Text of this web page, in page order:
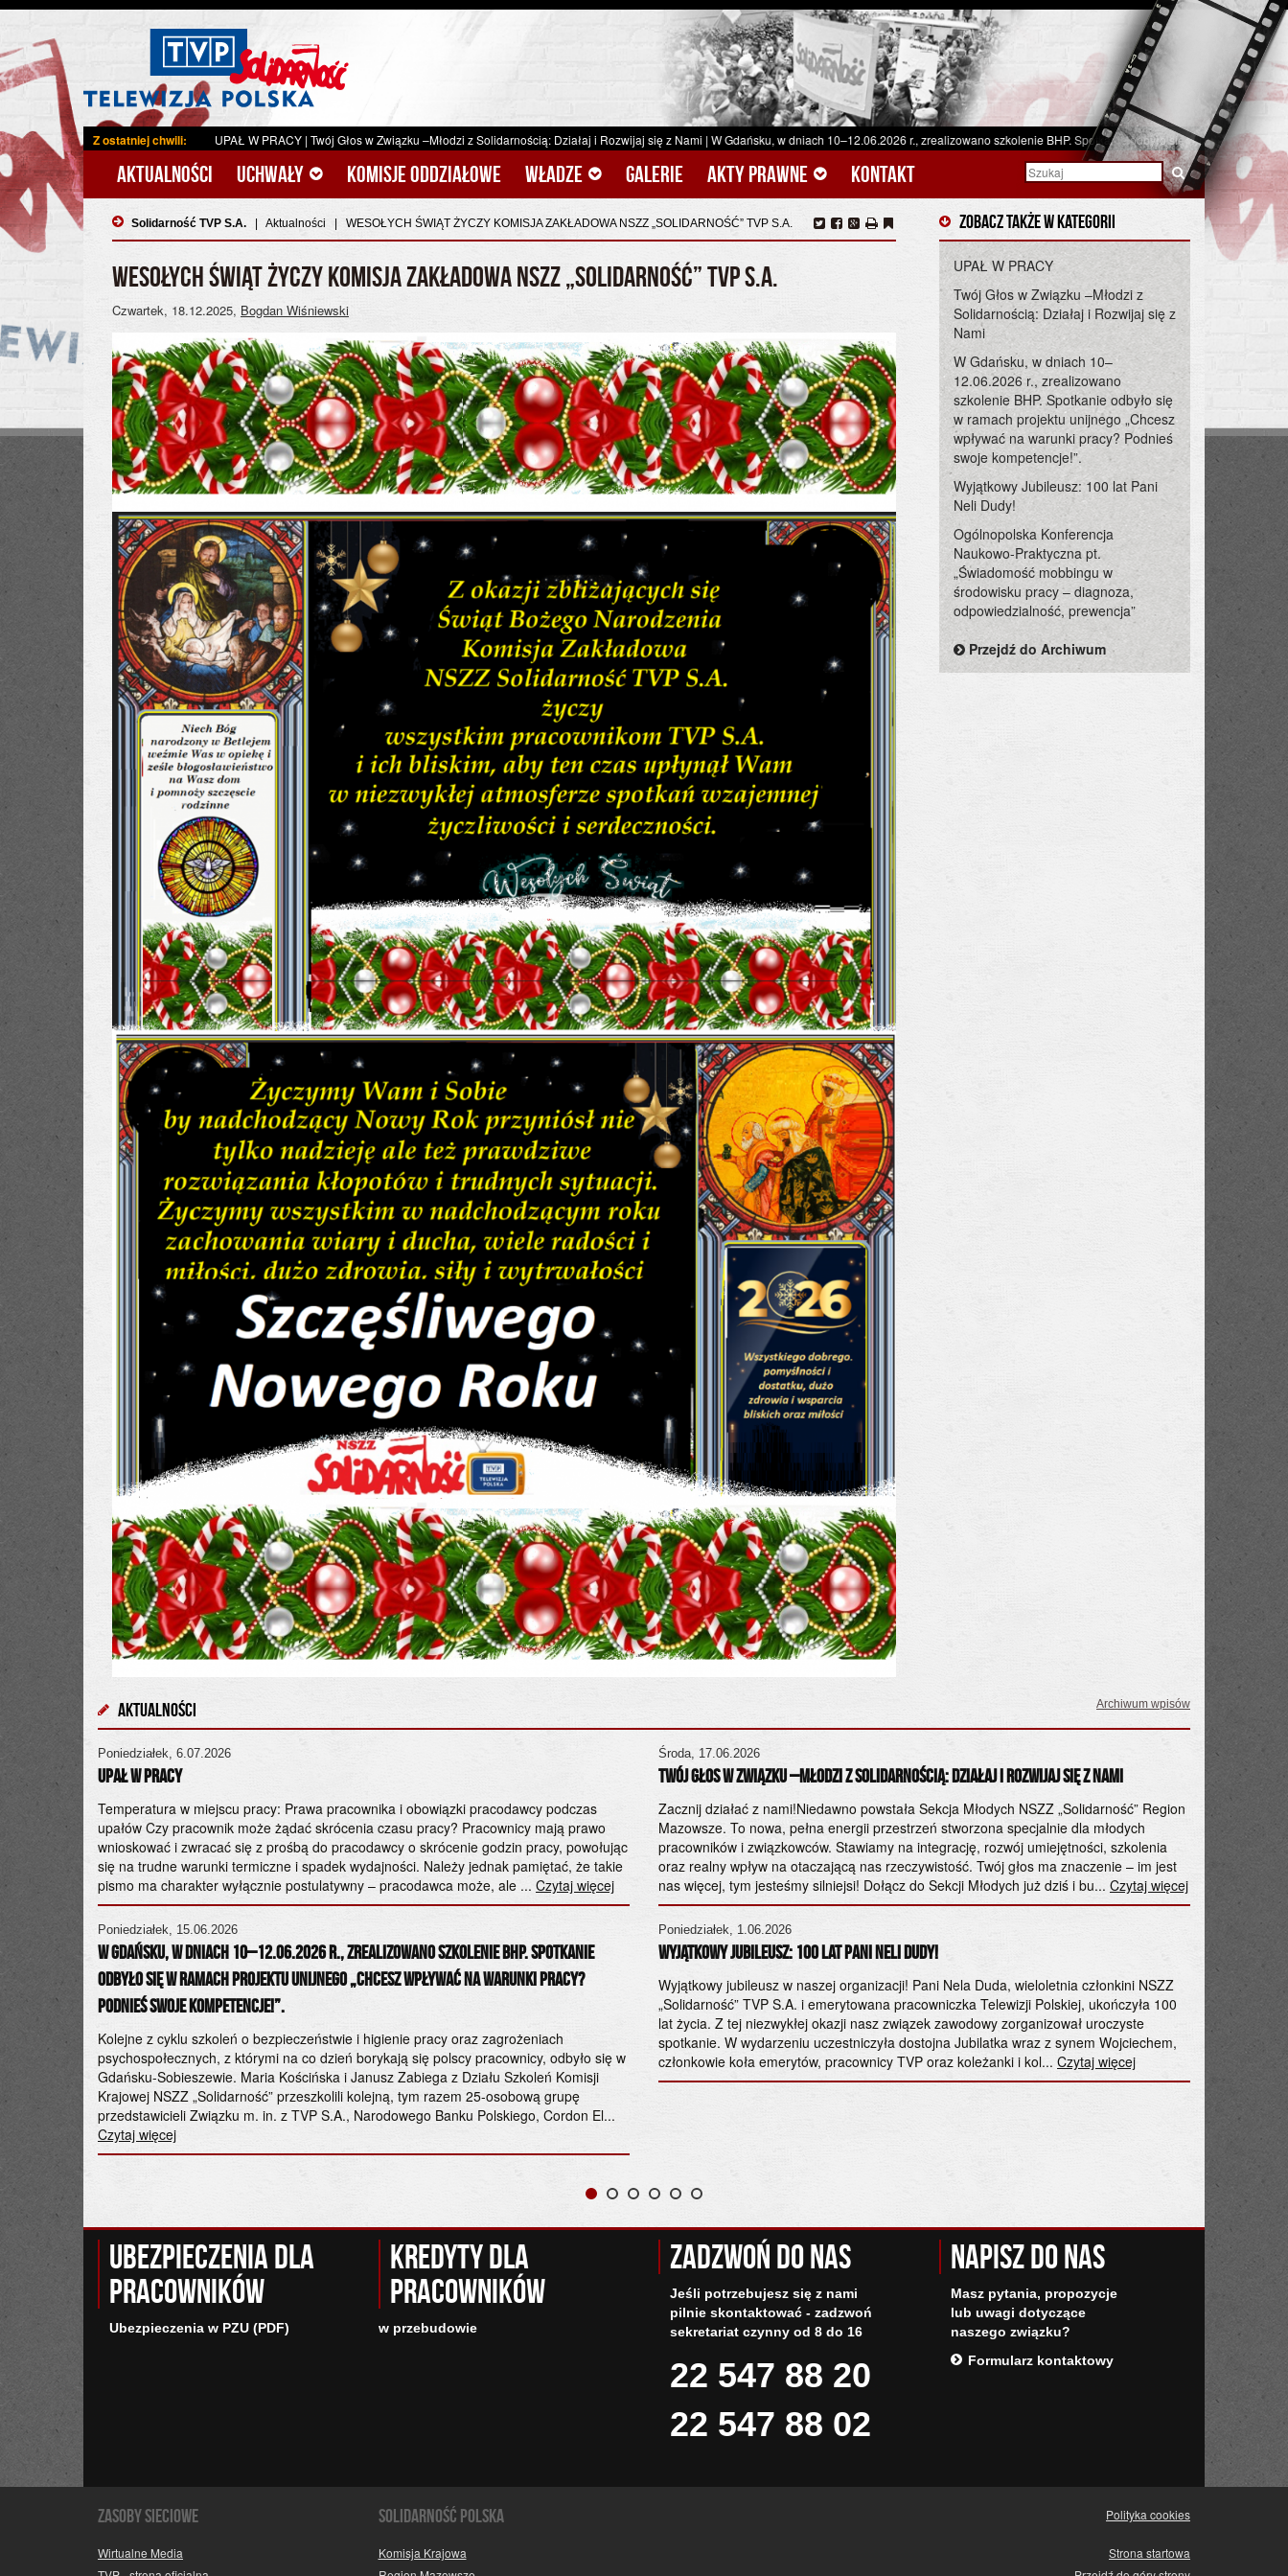
Z ostatniej chwili:
UPAŁ W PRACY |Twój Głos w Związku –Młodzi z Solidarnością: Działaj i Rozwijaj się z Nami|W Gdańsku, w dniach 10–12.06.2026 r., zrealizowano szkolenie BHP. Spotkanie odbyło się w ramach projektu unijnego
Aktualności Uchwały Komisje oddziałowe Władze Galerie Akty prawne Kontakt
Solidarność TVP S.A. Aktualności WESOŁYCH ŚWIĄT ŻYCZY KOMISJA ZAKŁADOWA NSZZ „SOLIDARNOŚĆ” TVP S.A.
WESOŁYCH ŚWIĄT ŻYCZY KOMISJA ZAKŁADOWA NSZZ „SOLIDARNOŚĆ” TVP S.A.
Czwartek, 18.12.2025, Bogdan Wiśniewski
Zobacz także w kategorii
UPAŁ W PRACY
Twój Głos w Związku –Młodzi z
Solidarnością: Działaj i Rozwijaj się z
Nami
W Gdańsku, w dniach 10–
12.06.2026 r., zrealizowano
szkolenie BHP. Spotkanie odbyło się
w ramach projektu unijnego „Chcesz
wpływać na warunki pracy? Podnieś
swoje kompetencje!”.
Wyjątkowy Jubileusz: 100 lat Pani
Neli Dudy!
Ogólnopolska Konferencja
Naukowo-Praktyczna pt.
„Świadomość mobbingu w
środowisku pracy – diagnoza,
odpowiedzialność, prewencja”
Przejdź do Archiwum
Aktualności Archiwum wpisów
realnego
Poniedziałek, 6.07.2026
UPAŁ W PRACY
Temperatura w miejscu pracy: Prawa pracownika i obowiązki pracodawcy podczas
upałów Czy pracownik może żądać skrócenia czasu pracy? Pracownicy mają prawo
wnioskować i zwracać się z prośbą do pracodawcy o skrócenie godzin pracy, powołując
się na trudne warunki termiczne i spadek wydajności. Należy jednak pamiętać, że takie
pismo ma charakter wyłącznie postulatywny – pracodawca może, ale ... Czytaj więcej
Poniedziałek, 15.06.2026
W Gdańsku, w dniach 10–12.06.2026 r., zrealizowano szkolenie BHP. Spotkanie
odbyło się w ramach projektu unijnego „Chcesz wpływać na warunki pracy?
Podnieś swoje kompetencje!”.
Kolejne z cyklu szkoleń o bezpieczeństwie i higienie pracy oraz zagrożeniach
psychospołecznych, z którymi na co dzień borykają się polscy pracownicy, odbyło się w
Gdańsku-Sobieszewie. Maria Kościńska i Janusz Zabiega z Działu Szkoleń Komisji
Krajowej NSZZ „Solidarność” przeszkolili kolejną, tym razem 25-osobową grupę
przedstawicieli Związku m. in. z TVP S.A., Narodowego Banku Polskiego, Cordon El...
Czytaj więcej
Środa, 17.06.2026
Twój Głos w Związku –Młodzi z Solidarnością: Działaj i Rozwijaj się z Nami
Zacznij działać z nami!Niedawno powstała Sekcja Młodych NSZZ „Solidarność” Region
Mazowsze. To nowa, pełna energii przestrzeń stworzona specjalnie dla młodych
pracowników i związkowców. Stawiamy na integrację, rozwój umiejętności, szkolenia
oraz realny wpływ na otaczającą nas rzeczywistość. Twój głos ma znaczenie – im jest
nas więcej, tym jesteśmy silniejsi! Dołącz do Sekcji Młodych już dziś i bu... Czytaj więcej
Poniedziałek, 1.06.2026
Wyjątkowy Jubileusz: 100 lat Pani Neli Dudy!
Wyjątkowy jubileusz w naszej organizacji! Pani Nela Duda, wieloletnia członkini NSZZ
„Solidarność” TVP S.A. i emerytowana pracowniczka Telewizji Polskiej, ukończyła 100
lat życia. Z tej niezwykłej okazji nasz związek zawodowy zorganizował uroczyste
spotkanie. W wydarzeniu uczestniczyła dostojna Jubilatka wraz z synem Wojciechem,
członkowie koła emerytów, pracownicy TVP oraz koleżanki i kol... Czytaj więcej
Czwartek,
środowisku
28 maja 2026
Naukowo-
Poniedziałek,
20 MAJA 2026
Szanowni
maja 2026 r.
„Solidarność”
Ubezpieczenia dla
pracowników
Ubezpieczenia w PZU (PDF)
Kredyty dla
pracowników
w przebudowie
Zadzwoń do nas
Jeśli potrzebujesz się z nami
pilnie skontaktować - zadzwoń
sekretariat czynny od 8 do 16
22 547 88 20
22 547 88 02
Napisz do nas
Masz pytania, propozycje
lub uwagi dotyczące
naszego związku?
Formularz kontaktowy
Zasoby sieciowe
Wirtualne Media
SOLIDARNOŚĆ POLSKA
Komisja Krajowa
Polityka cookies
Strona startowa